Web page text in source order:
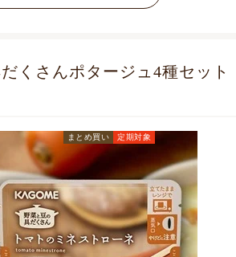
くさんポタージュ4種セット
まとめ買い 定期対象
定期お届けコース価格
(毎月1点)
4,698 円 (税込)
通常価格
5,292 円 (税込)